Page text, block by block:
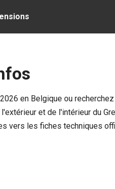
en Belgique ou
et de l'intérieur du
vers les fiches techniques